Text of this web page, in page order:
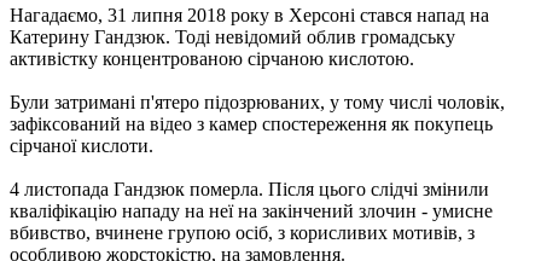
Нагадаємо, 31 липня 2018 року в Херсоні стався напад на
Катерину Гандзюк. Тоді невідомий облив громадську
активістку концентрованою сірчаною кислотою.
Були затримані п'ятеро підозрюваних, у тому числі чоловік,
зафіксований на відео з камер спостереження як покупець
сірчаної кислоти.
4 листопада Гандзюк померла. Після цього слідчі змінили
кваліфікацію нападу на неї на закінчений злочин - умисне
вбивство, вчинене групою осіб, з корисливих мотивів, з
особливою жорстокістю, на замовлення.